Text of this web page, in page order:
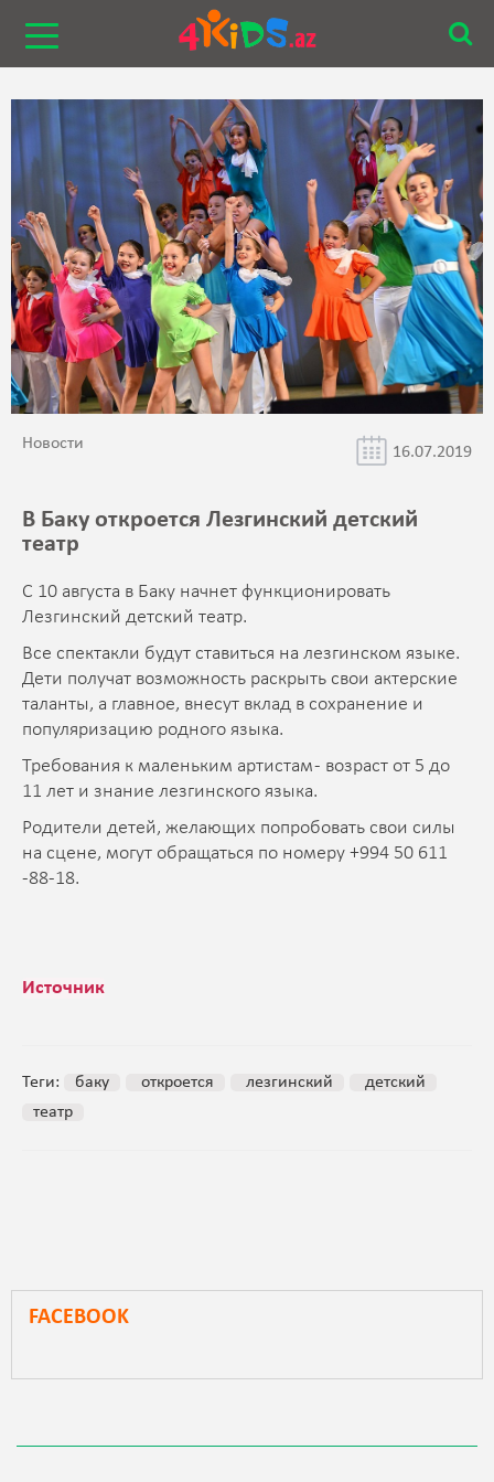
Новости 16.07.2019
В Баку откроется Лезгинский детский
театр
С 10 августа в Баку начнет функционировать
Лезгинский детский театр.
Все спектакли будут ставиться на лезгинском языке.
Дети получат возможность раскрыть свои актерские
таланты, а главное, внесут вклад в сохранение и
популяризацию родного языка.
Требования к маленьким артистам - возраст от 5 до
11 лет и знание лезгинского языка.
Родители детей, желающих попробовать свои силы
на сцене, могут обращаться по номеру +994 50 611
-88-18.
Источник
Теги: баку откроется лезгинский
детский
театр
FACEBOOK